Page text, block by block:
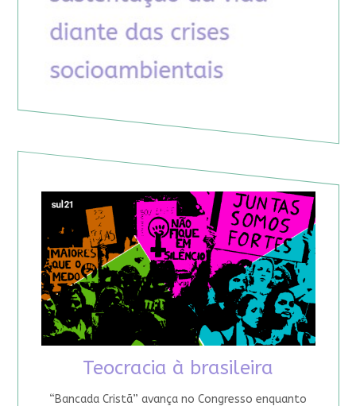
Teocracia à brasileira
“Bancada Cristã” avança no Congresso enquanto